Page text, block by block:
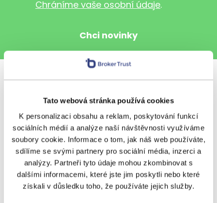
Tato webová stránka používá cookies
K personalizaci obsahu a reklam, poskytování funkcí
sociálních médií a analýze naší návštěvnosti využíváme
soubory cookie. Informace o tom, jak náš web používáte,
sdílíme se svými partnery pro sociální média, inzerci a
analýzy. Partneři tyto údaje mohou zkombinovat s
dalšími informacemi, které jste jim poskytli nebo které
získali v důsledku toho, že používáte jejich služby.
Chráníme vaše osobní údaje.
Sdílet s přáteli
Další témata
BeTy Nezařazené
Ostatní
Podcasty
Poradenství
Regiony